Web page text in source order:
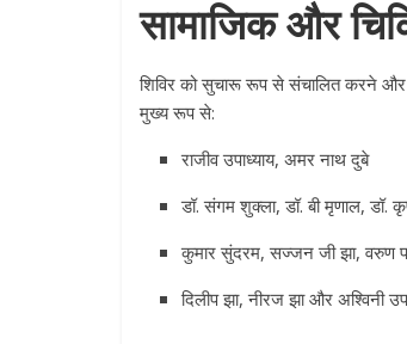
सामाजिक और
शिविर को सुचारू रूप से संचालित करने और
मुख्य रूप से:
राजीव उपाध्याय, अमर नाथ दुबे
डॉ. संगम शुक्ला, डॉ. बी मृणाल, डॉ.
कुमार सुंदरम, सज्जन जी झा, वरुण
दिलीप झा, नीरज झा और अश्विनी